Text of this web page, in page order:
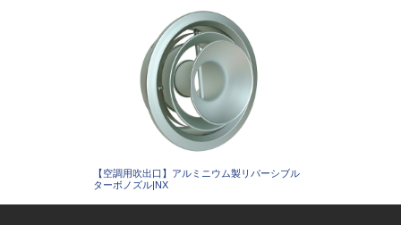
【空調用吹出口】アルミニウム製リバーシブル
ターボノズル|NX